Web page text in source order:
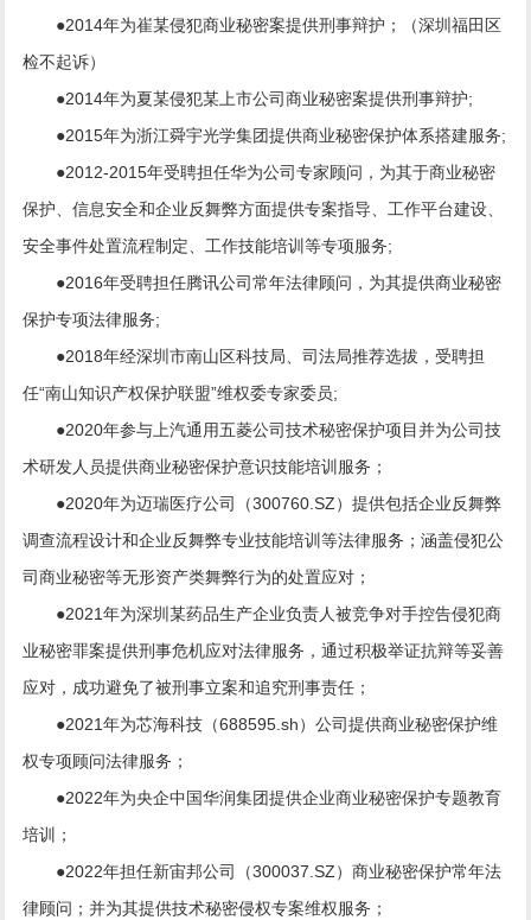
●2014年为崔某侵犯商业秘密案提供刑事辩护；（深圳福田区
检不起诉）
●2014年为夏某侵犯某上市公司商业秘密案提供刑事辩护;
●2015年为浙江舜宇光学集团提供商业秘密保护体系搭建服务;
●2012-2015年受聘担任华为公司专家顾问，为其于商业秘密
保护、信息安全和企业反舞弊方面提供专案指导、工作平台建设、
安全事件处置流程制定、工作技能培训等专项服务;
●2016年受聘担任腾讯公司常年法律顾问，为其提供商业秘密
保护专项法律服务;
●2018年经深圳市南山区科技局、司法局推荐选拔，受聘担
任“南山知识产权保护联盟”维权委专家委员;
●2020年参与上汽通用五菱公司技术秘密保护项目并为公司技
术研发人员提供商业秘密保护意识技能培训服务；
●2020年为迈瑞医疗公司（300760.SZ）提供包括企业反舞弊
调查流程设计和企业反舞弊专业技能培训等法律服务；涵盖侵犯公
司商业秘密等无形资产类舞弊行为的处置应对；
●2021年为深圳某药品生产企业负责人被竞争对手控告侵犯商
业秘密罪案提供刑事危机应对法律服务，通过积极举证抗辩等妥善
应对，成功避免了被刑事立案和追究刑事责任；
●2021年为芯海科技（688595.sh）公司提供商业秘密保护维
权专项顾问法律服务；
●2022年为央企中国华润集团提供企业商业秘密保护专题教育
培训；
●2022年担任新宙邦公司（300037.SZ）商业秘密保护常年法
律顾问；并为其提供技术秘密侵权专案维权服务；